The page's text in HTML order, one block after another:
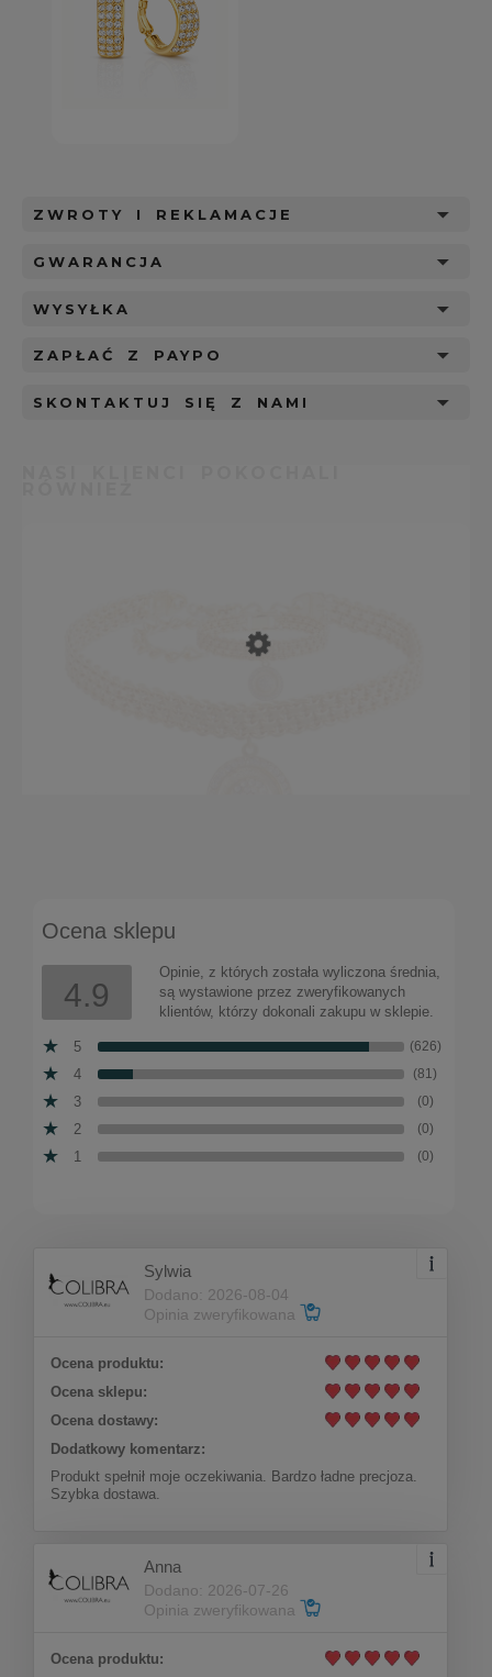
ZWROTY I REKLAMACJE
GWARANCJA
WYSYŁKA
ZAPŁAĆ Z PAYPO
SKONTAKTUJ SIĘ Z NAMI
243,75 zł
Cena regularna:
325,00 zł
Najniższa cena:243,75 zł
Do koszyka
Kolczyki ażurowe (P13556/1AU)
Ocena sklepu
4.9
Opinie, z których została wyliczona średnia,
są wystawione przez zweryfikowanych
klientów, którzy dokonali zakupu w sklepie.
5 (626)
4 (81)
3 (0)
2 (0)
1 (0)
Sylwia
Dodano: 2026-08-04
Opinia zweryfikowana
Ocena produktu:
Ocena sklepu:
Ocena dostawy:
Dodatkowy komentarz:
Produkt spełnił moje oczekiwania. Bardzo ładne precjoza.
Szybka dostawa.
Anna
Dodano: 2026-07-26
Opinia zweryfikowana
Ocena produktu: